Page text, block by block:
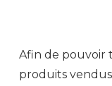
Afin de pouvoir
produits